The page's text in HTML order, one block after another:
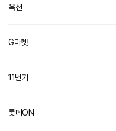
옥션
G마켓
11번가
롯데ON